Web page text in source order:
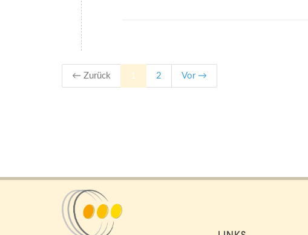
← Zurück 1 2 Vor →